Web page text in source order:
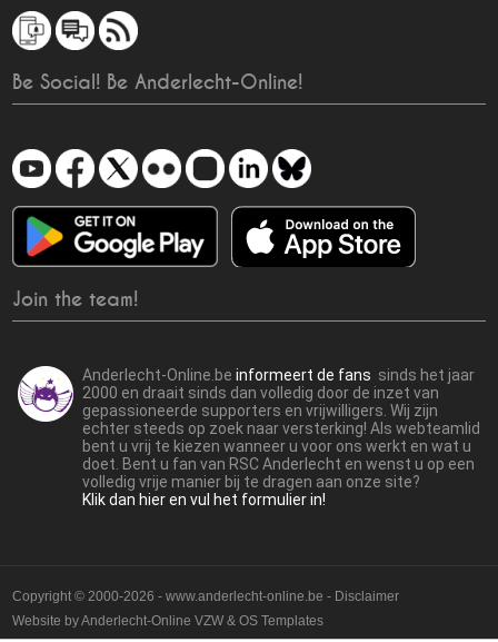
Be Social! Be Anderlecht-Online!
Join the team!
Anderlecht-Online.beinformeert de fans sinds het jaar
2000 en draait sinds dan volledig door de inzet van
gepassioneerde supporters en vrijwilligers. Wij zijn
echter steeds op zoek naar versterking! Als webteamlid
bent u vrij te kiezen wanneer u voor ons werkt en wat u
doet. Bent u fan van RSC Anderlecht en wenst u op een
volledig vrije manier bij te dragen aan onze site?
Klik dan hier en vul het formulier in!
Copyright © 2000-2026 - www.anderlecht-online.be - Disclaimer
Website byAnderlecht-Online VZW &OS Templates